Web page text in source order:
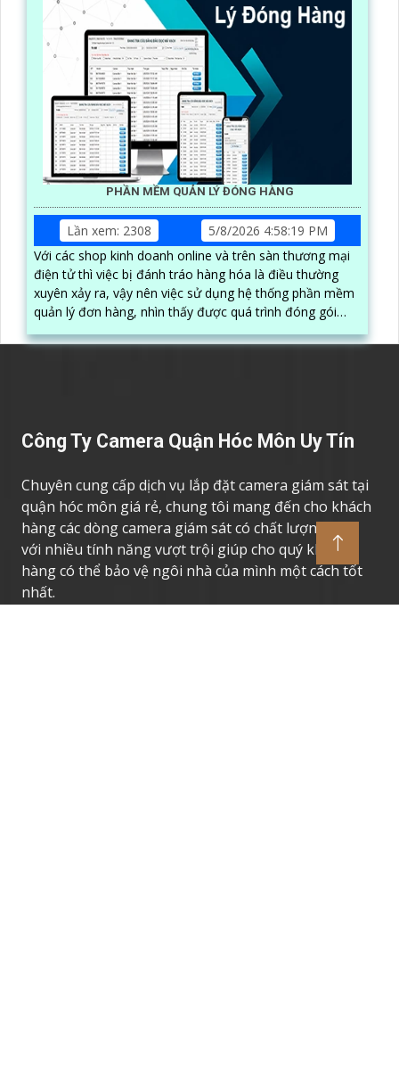
PHẦN MỀM QUẢN LÝ ĐÓNG HÀNG
Lần xem: 2308
5/8/2026 4:58:19 PM
Với các shop kinh doanh online và trên sàn thương mại
điện tử thì việc bị đánh tráo hàng hóa là điều thường
xuyên xảy ra, vậy nên việc sử dụng hệ thống phần mềm
quản lý đơn hàng, nhìn thấy được quá trình đóng gói
hàng hóa, kèm theo đấy là quy trình đóng gói cũng
được ghi lại một cách dễ dàng
Công Ty Camera Quận Hóc Môn Uy Tín
Chuyên cung cấp dịch vụ lắp đặt camera giám sát tại
quận hóc môn giá rẻ, chung tôi mang đến cho khách
hàng các dòng camera giám sát có chất lượng cao,
với nhiều tính năng vượt trội giúp cho quý khách
hàng có thể bảo vệ ngôi nhà của mình một cách tốt
nhất.